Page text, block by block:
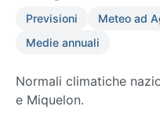
Previsioni Meteo ad
Medie annuali
Normali climatiche
e Miquelon.